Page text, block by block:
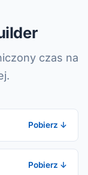
czas na
Pobierz ↓
Pobierz ↓